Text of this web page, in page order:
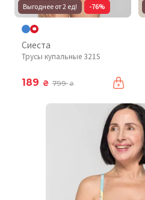
Выгоднее от 2 ед! -76%
Сиеста
Трусы купальные 321S
189 ₴ 799₴